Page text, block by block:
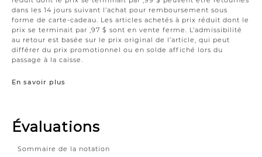
dans les 14 jours suivant l’achat pour remboursement sous
forme de carte-cadeau. Les articles achetés à prix réduit dont le
prix se terminait par ,97 $ sont en vente ferme. L’admissibilité
au retour est basée sur le prix original de l’article, qui peut
différer du prix promotionnel ou en solde affiché lors du
passage à la caisse.
En savoir plus